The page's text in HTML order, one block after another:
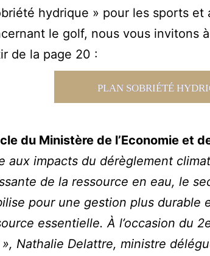
hydrique » pour les sports et
le golf, nous vous invitons
de la page 20 :
PLAN SOBRIÉTÉ
du Ministère de l’Economie et
aux impacts du dérèglement
de la ressource en eau, le
pour une gestion plus durable
essentielle. À l’occasion du
», Nathalie Delattre, ministre